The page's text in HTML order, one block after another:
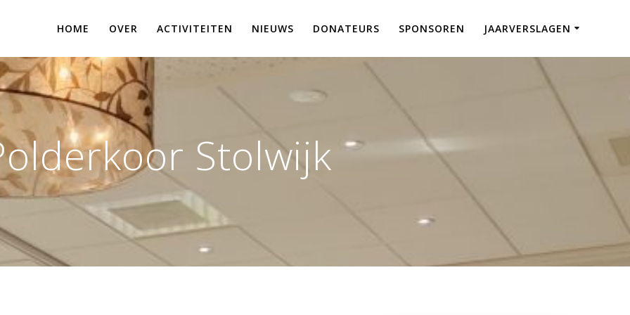
HOME OVER ACTIVITEITEN NIEUWS DONATEURS SPONSOREN JAARVERSLAGEN
Stolwijk